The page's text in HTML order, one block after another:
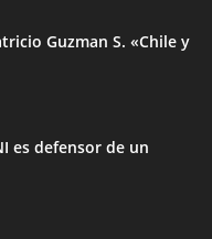
Guzman S. «Chile y
es defensor de un